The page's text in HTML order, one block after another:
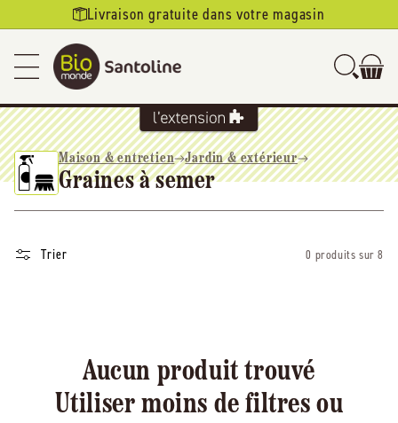
Ignorer et
passer au Livraison gratuite dans votre magasin
Maison & entretien Jardin & extérieur
Graines à semer
Trier 0 produits sur 8
Aucun produit trouvé
Utiliser moins de filtres ou